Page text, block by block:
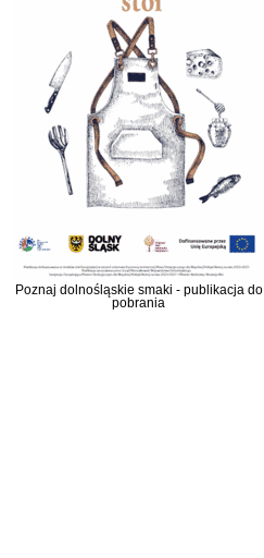
Poznaj dolnośląskie smaki - publikacja do
pobrania